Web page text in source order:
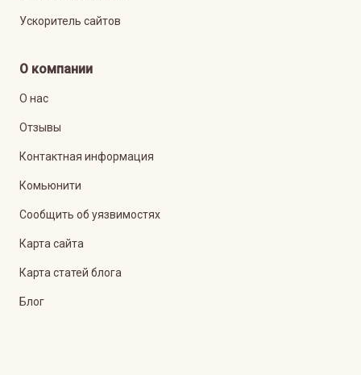
Ускоритель сайтов
О компании
О нас
Отзывы
Контактная информация
Комьюнити
Сообщить об уязвимостях
Карта сайта
Карта статей блога
Блог